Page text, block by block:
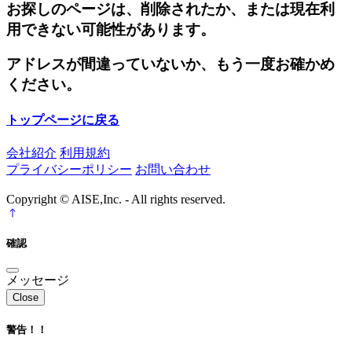
お探しのページは、削除されたか、または現在利
用できない可能性があります。
アドレスが間違っていないか、もう一度お確かめ
ください。
トップページに戻る
会社紹介 利用規約
プライバシーポリシー お問い合わせ
Copyright © AISE,Inc. - All rights reserved.
確認
メッセージ
Close
警告！！